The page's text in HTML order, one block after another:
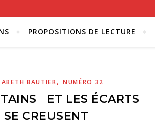
PROPOSITIONS DE LECTURE
BAUTIER, NUMÉRO 32
ET LES ÉCARTS
CREUSENT